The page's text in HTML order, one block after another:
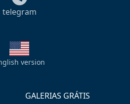
telegram
version
GALERIAS GRÁTIS